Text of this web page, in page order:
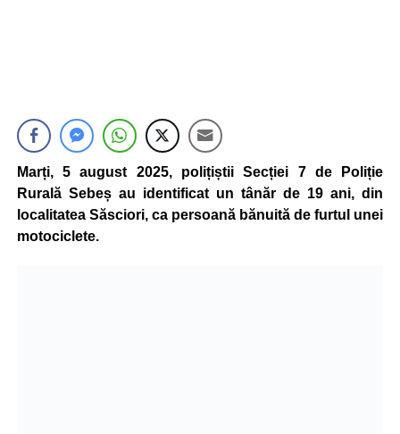
Marți, 5 august 2025, polițiștii Secției 7 de Poliție
Rurală Sebeș au identificat un tânăr de 19 ani, din
localitatea Săsciori, ca persoană bănuită de furtul unei
motociclete.